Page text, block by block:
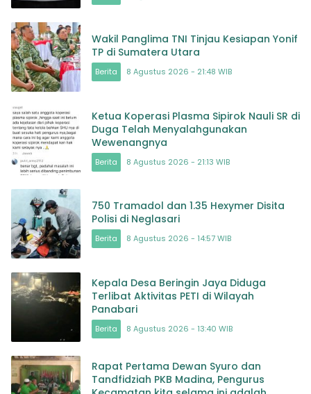
Wakil Panglima TNI Tinjau Kesiapan Yonif
TP di Sumatera Utara
Berita 8 Agustus 2026 - 21:48 WIB
Ketua Koperasi Plasma Sipirok Nauli SR di
Duga Telah Menyalahgunakan
Wewenangnya
Berita 8 Agustus 2026 - 21:13 WIB
750 Tramadol dan 1.35 Hexymer Disita
Polisi di Neglasari
Berita 8 Agustus 2026 - 14:57 WIB
Kepala Desa Beringin Jaya Diduga
Terlibat Aktivitas PETI di Wilayah
Panabari
Berita 8 Agustus 2026 - 13:40 WIB
Rapat Pertama Dewan Syuro dan
Tandfidziah PKB Madina, Pengurus